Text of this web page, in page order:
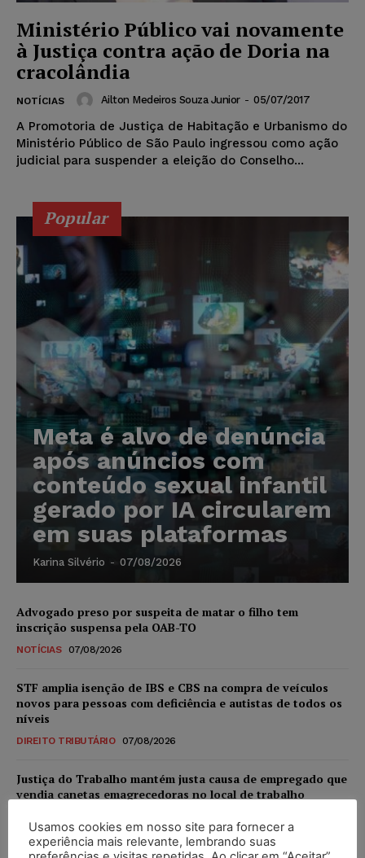
Ministério Público vai novamente
à Justiça contra ação de Doria na
cracolândia
NOTÍCIAS Ailton Medeiros Souza Junior - 05/07/2017
A Promotoria de Justiça de Habitação e Urbanismo do
Ministério Público de São Paulo ingressou como ação
judicial para suspender a eleição do Conselho...
Popular
Meta é alvo de denúncia
após anúncios com
conteúdo sexual infantil
gerado por IA circularem
em suas plataformas
Karina Silvério - 07/08/2026
Advogado preso por suspeita de matar o filho tem
inscrição suspensa pela OAB-TO
NOTÍCIAS 07/08/2026
STF amplia isenção de IBS e CBS na compra de veículos
novos para pessoas com deficiência e autistas de todos os
níveis
DIREITO TRIBUTÁRIO 07/08/2026
Justiça do Trabalho mantém justa causa de empregado que
vendia canetas emagrecedoras no local de trabalho
Justiça de SP decreta prisão de suspeito investigado na
Usamos cookies em nosso site para fornecer a
experiência mais relevante, lembrando suas